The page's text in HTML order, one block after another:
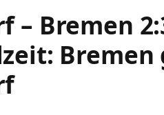
– Bremen